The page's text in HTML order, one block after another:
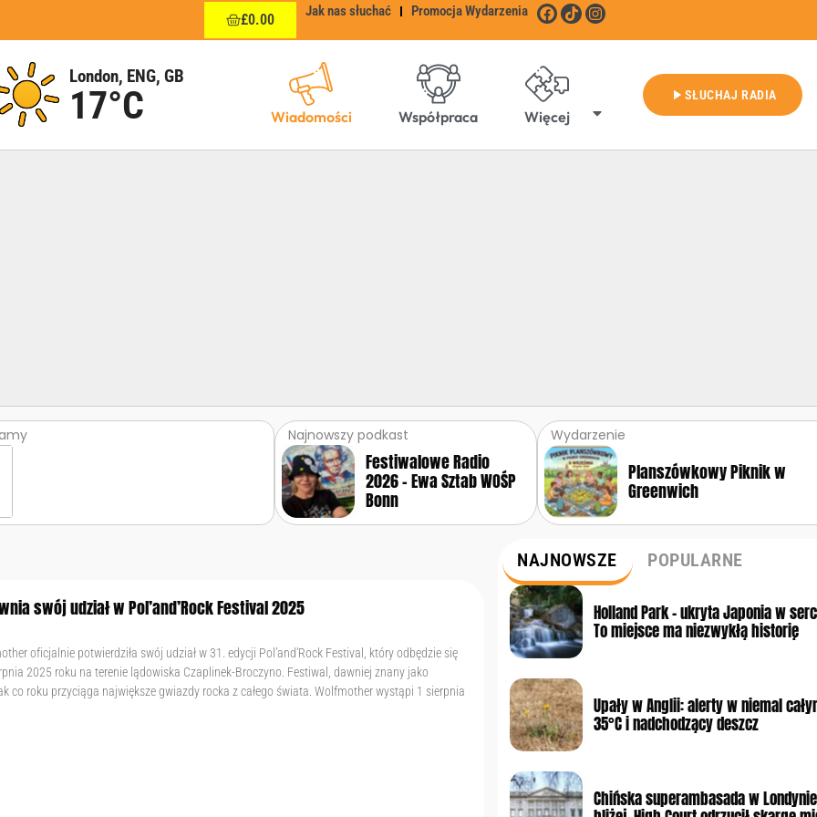
£0.00 Jak nas słuchać Promocja Wydarzenia
London, ENG, GB
17°C Wiadomości Współpraca Więcej
play_arrowSŁUCHAJ RADIA
Najnowszy podkast
Festiwalowe Radio
2026 – Ewa Sztab WOŚP
Bonn
Wydarzenie
Planszówkowy Piknik w
Greenwich
swój udział w Pol’and’Rock Festival 2025
oficjalnie potwierdziła swój udział w 31. edycji Pol’and’Rock Festival, który odbędzie się
2025 roku na terenie lądowiska Czaplinek-Broczyno. Festiwal, dawniej znany jako
co roku przyciąga największe gwiazdy rocka z całego świata. Wolfmother wystąpi 1 sierpnia
NAJNOWSZE POPULARNE
Holland Park – ukryta Japonia w
To miejsce ma niezwykłą historię
Upały w Anglii: alerty w niemal
35°C i nadchodzący deszcz
Chińska superambasada w